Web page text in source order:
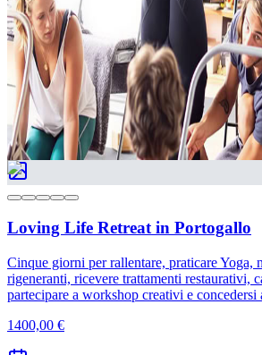
Vivi un’esperienza estiva rigenerante,
un viaggio interiore che parte dal corpo e
profondi della consapevolezza. Questo ritiro
d...
600,00 €
18 settembre 2026 13:00
São João das Lampas, Portogallo
Loving Life Retreat in Portogallo
Cinque giorni per rallentare, praticare Yoga,
rigeneranti, ricevere trattamenti restaurativi,
partecipare a workshop creativi e
1400,00 €